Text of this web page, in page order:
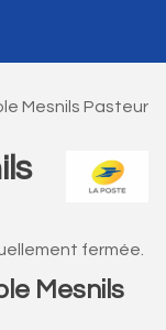
Mesnils Pasteur
fermée.
Mesnils